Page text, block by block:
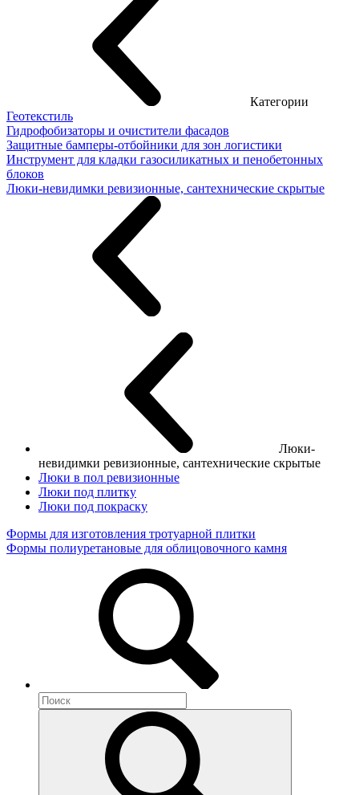
Категории
Геотекстиль
Гидрофобизаторы и очистители фасадов
Защитные бамперы-отбойники для зон логистики
Инструмент для кладки газосиликатных и пенобетонных
блоков
Люки-невидимки ревизионные, сантехнические скрытые
Люки-
невидимки ревизионные, сантехнические скрытые
Люки в пол ревизионные
Люки под плитку
Люки под покраску
Формы для изготовления тротуарной плитки
Формы полиуретановые для облицовочного камня